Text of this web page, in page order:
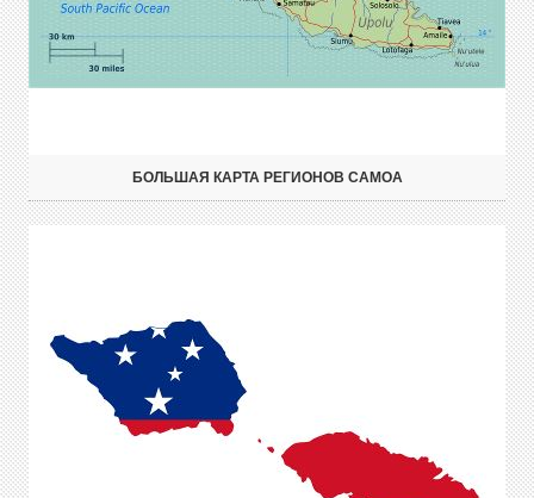
БОЛЬШАЯ КАРТА РЕГИОНОВ САМОА